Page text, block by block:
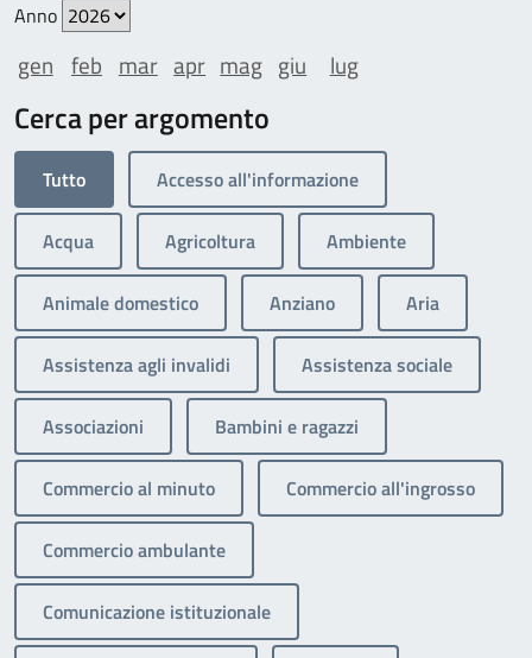
Anno
gen feb mar apr mag giu lug
Cerca per argomento
Tutto Accesso all'informazione
Acqua Agricoltura Ambiente
Animale domestico Anziano Aria
Assistenza agli invalidi Assistenza sociale
Associazioni Bambini e ragazzi
Commercio al minuto Commercio all'ingrosso
Commercio ambulante
Comunicazione istituzionale